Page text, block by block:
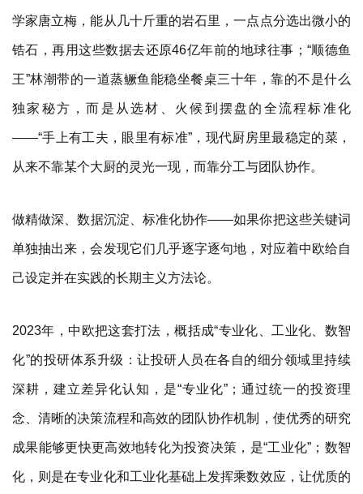
学家唐立梅，能从几十斤重的岩石里，一点点分选出微小的
锆石，再用这些数据去还原46亿年前的地球往事；“顺德鱼
王”林潮带的一道蒸鳜鱼能稳坐餐桌三十年，靠的不是什么
独家秘方，而是从选材、火候到摆盘的全流程标准化
——“手上有工夫，眼里有标准”，现代厨房里最稳定的菜，
从来不靠某个大厨的灵光一现，而靠分工与团队协作。
做精做深、数据沉淀、标准化协作——如果你把这些关键词
单独抽出来，会发现它们几乎逐字逐句地，对应着中欧给自
己设定并在实践的长期主义方法论。
2023年，中欧把这套打法，概括成“专业化、工业化、数智
化”的投研体系升级：让投研人员在各自的细分领域里持续
深耕，建立差异化认知，是“专业化”；通过统一的投资理
念、清晰的决策流程和高效的团队协作机制，使优秀的研究
成果能够更快更高效地转化为投资决策，是“工业化”；数智
化，则是在专业化和工业化基础上发挥乘数效应，让优质的